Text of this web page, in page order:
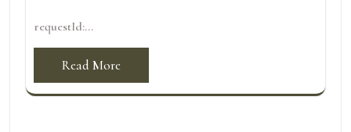
requestId:...
Read More